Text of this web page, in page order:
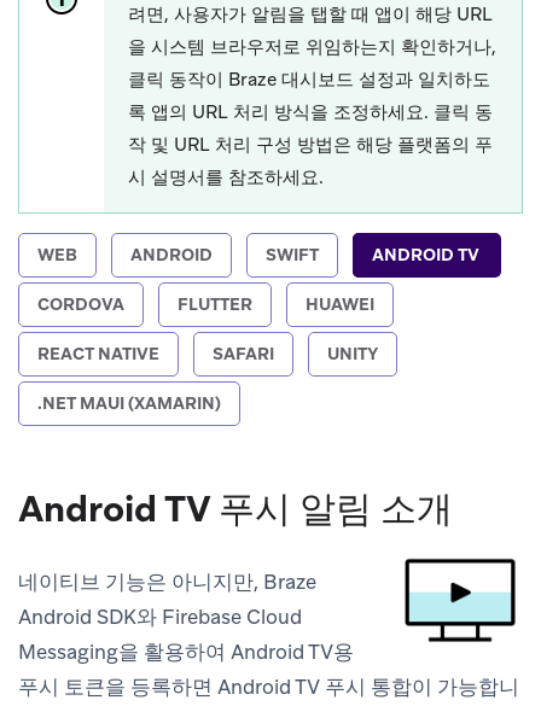
려면, 사용자가 알림을 탭할 때 앱이 해당 URL
을 시스템 브라우저로 위임하는지 확인하거나,
클릭 동작이 Braze 대시보드 설정과 일치하도
록 앱의 URL 처리 방식을 조정하세요. 클릭 동
작 및 URL 처리 구성 방법은 해당 플랫폼의 푸
시 설명서를 참조하세요.
WEB ANDROID SWIFT ANDROID TV
CORDOVA FLUTTER HUAWEI
REACT NATIVE SAFARI UNITY
.NET MAUI (XAMARIN)
Android TV 푸시 알림 소개
네이티브 기능은 아니지만, Braze
Android SDK와 Firebase Cloud
Messaging을 활용하여 Android TV용
푸시 토큰을 등록하면 Android TV 푸시 통합이 가능합니